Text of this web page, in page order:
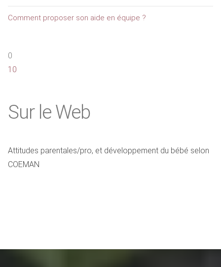
Comment proposer son aide en équipe ?
0
10
Sur le Web
Attitudes parentales/pro, et développement du bébé selon
COEMAN